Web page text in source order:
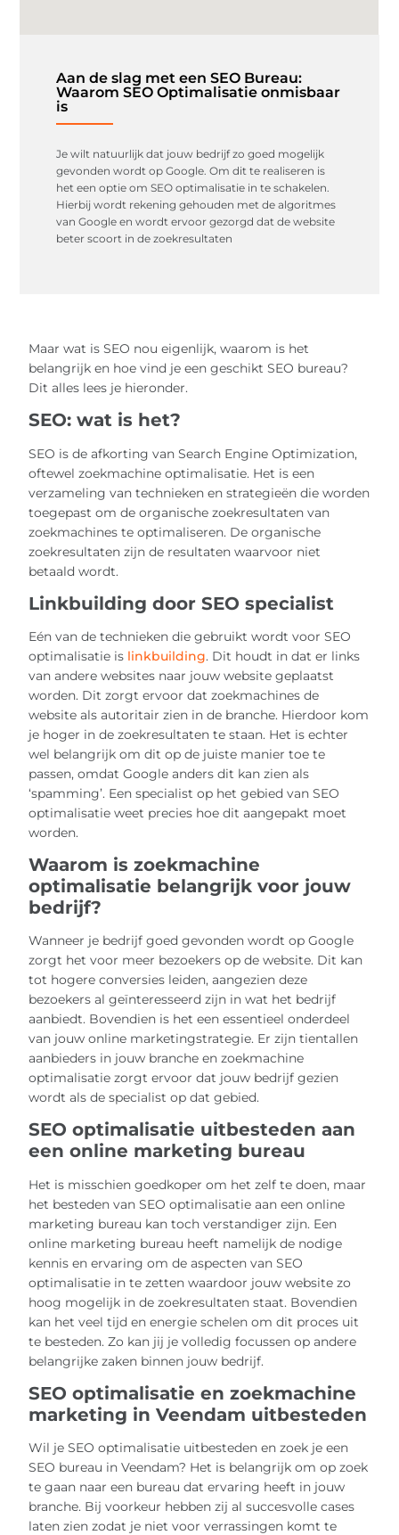
Aan de slag met een SEO Bureau:
Waarom SEO Optimalisatie onmisbaar
is
Je wilt natuurlijk dat jouw bedrijf zo goed mogelijk
gevonden wordt op Google. Om dit te realiseren is
het een optie om SEO optimalisatie in te schakelen.
Hierbij wordt rekening gehouden met de algoritmes
van Google en wordt ervoor gezorgd dat de website
beter scoort in de zoekresultaten
Maar wat is SEO nou eigenlijk, waarom is het
belangrijk en hoe vind je een geschikt SEO bureau?
Dit alles lees je hieronder.
SEO: wat is het?
SEO is de afkorting van Search Engine Optimization,
oftewel zoekmachine optimalisatie. Het is een
verzameling van technieken en strategieën die worden
toegepast om de organische zoekresultaten van
zoekmachines te optimaliseren. De organische
zoekresultaten zijn de resultaten waarvoor niet
betaald wordt.
Linkbuilding door SEO specialist
Eén van de technieken die gebruikt wordt voor SEO
optimalisatie is linkbuilding. Dit houdt in dat er links
van andere websites naar jouw website geplaatst
worden. Dit zorgt ervoor dat zoekmachines de
website als autoritair zien in de branche. Hierdoor kom
je hoger in de zoekresultaten te staan. Het is echter
wel belangrijk om dit op de juiste manier toe te
passen, omdat Google anders dit kan zien als
‘spamming’. Een specialist op het gebied van SEO
optimalisatie weet precies hoe dit aangepakt moet
worden.
Waarom is zoekmachine
optimalisatie belangrijk voor jouw
bedrijf?
Wanneer je bedrijf goed gevonden wordt op Google
zorgt het voor meer bezoekers op de website. Dit kan
tot hogere conversies leiden, aangezien deze
bezoekers al geïnteresseerd zijn in wat het bedrijf
aanbiedt. Bovendien is het een essentieel onderdeel
van jouw online marketingstrategie. Er zijn tientallen
aanbieders in jouw branche en zoekmachine
optimalisatie zorgt ervoor dat jouw bedrijf gezien
wordt als de specialist op dat gebied.
SEO optimalisatie uitbesteden aan
een online marketing bureau
Het is misschien goedkoper om het zelf te doen, maar
het besteden van SEO optimalisatie aan een online
marketing bureau kan toch verstandiger zijn. Een
online marketing bureau heeft namelijk de nodige
kennis en ervaring om de aspecten van SEO
optimalisatie in te zetten waardoor jouw website zo
hoog mogelijk in de zoekresultaten staat. Bovendien
kan het veel tijd en energie schelen om dit proces uit
te besteden. Zo kan jij je volledig focussen op andere
belangrijke zaken binnen jouw bedrijf.
SEO optimalisatie en zoekmachine
marketing in Veendam uitbesteden
Wil je SEO optimalisatie uitbesteden en zoek je een
SEO bureau in Veendam? Het is belangrijk om op zoek
te gaan naar een bureau dat ervaring heeft in jouw
branche. Bij voorkeur hebben zij al succesvolle cases
laten zien zodat je niet voor verrassingen komt te